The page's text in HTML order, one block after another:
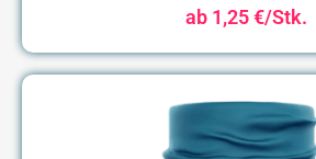
ab 1,25 €/Stk.